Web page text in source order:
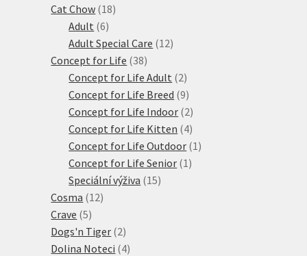
Cat Chow 1818
Adult 66
produktů
Adult Special Care 1212
Concept for Life 3838
produktů
Concept for Life Adult 22
produkty
Concept for Life Breed 99
produktů
Concept for Life Indoor 22
produkty
Concept for Life Kitten 44
produkty
Concept for Life Outdoor 1 1
Concept for Life Senior 1 1
Speciální výživa 1515
Cosma 1212
Crave 55
produktů
Dogs'n Tiger 22
produkty
Dolina Noteci 44